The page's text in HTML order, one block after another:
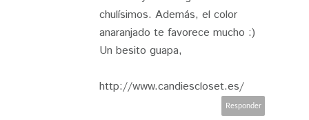
chulísimos. Además, el color
anaranjado te favorece mucho :)
Un besito guapa,
http://www.candiescloset.es/
Responder